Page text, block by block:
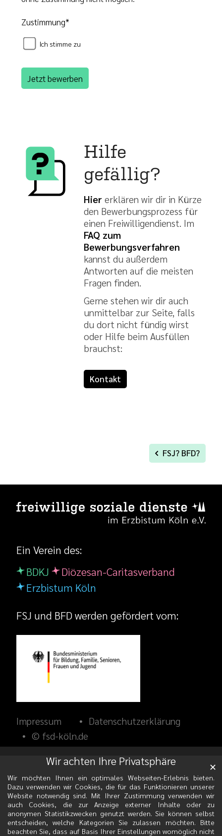
Wir achten Ihre Privatsphäre
Wir möchten Ihnen ein optimales Webseiten-Erlebnis bieten.
Dazu verwenden wir Cookies, die für das Funktionieren unserer
Website notwendig sind. Mit Ihrer Zustimmung verwenden wir
auch Cookies, die zur Anzeige externer Inhalte oder zu
anonymen Statistikzwecken genutzt werden. Sie können selbst
entscheiden, welche Kategorien Sie zulassen möchten. Bitte
beachten Sie, dass auf Basis Ihrer Einstellungen womöglich nicht
✕
Hilfe
gefällig?
Hier erklären wir dir in Kürze
den Bewerbungsprozess für
einen Freiwilligendienst. Im
FAQ zum
Bewerbungsverfahren
kannst du außerdem
Antworten auf die meisten
Fragen finden.
Gerne stehen wir dir auch
unmittelbar zur Seite, falls
du dort nicht fündig wirst
oder Hilfe beim Ausfüllen
brauchst:
Kontakt
FSJ? BFD?
Ein Verein des:
BDKJ
Diözesan-Caritasverband
Erzbistum Köln
FSJ und BFD werden gefördert vom:
Impressum
Datenschutzerklärung
© fsd-köln.de